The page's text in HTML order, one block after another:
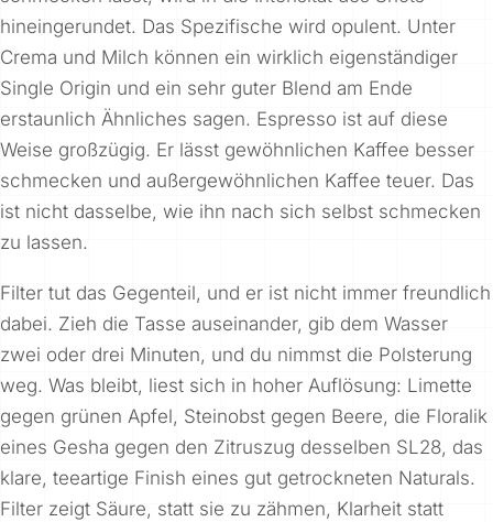
hineingerundet. Das Spezifische wird opulent. Unter
Crema und Milch können ein wirklich eigenständiger
Single Origin und ein sehr guter Blend am Ende
erstaunlich Ähnliches sagen. Espresso ist auf diese
Weise großzügig. Er lässt gewöhnlichen Kaffee besser
schmecken und außergewöhnlichen Kaffee teuer. Das
ist nicht dasselbe, wie ihn nach sich selbst schmecken
zu lassen.
Filter tut das Gegenteil, und er ist nicht immer freundlich
dabei. Zieh die Tasse auseinander, gib dem Wasser
zwei oder drei Minuten, und du nimmst die Polsterung
weg. Was bleibt, liest sich in hoher Auflösung: Limette
gegen grünen Apfel, Steinobst gegen Beere, die Floralik
eines Gesha gegen den Zitruszug desselben SL28, das
klare, teeartige Finish eines gut getrockneten Naturals.
Filter zeigt Säure, statt sie zu zähmen, Klarheit statt